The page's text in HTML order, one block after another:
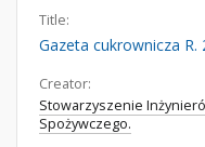
Title:
Gazeta cukrownicza R.
Creator:
Stowarzyszenie
Spożywczego.